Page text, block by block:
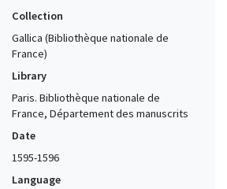
Collection
Gallica (Bibliothèque nationale de
France)
Library
Paris. Bibliothèque nationale de
France, Département des manuscrits
Date
1595-1596
Language